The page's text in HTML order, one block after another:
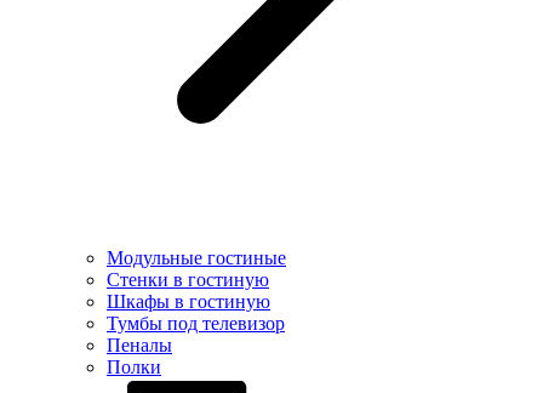
Модульные гостиные
Стенки в гостиную
Шкафы в гостиную
Тумбы под телевизор
Пеналы
Полки